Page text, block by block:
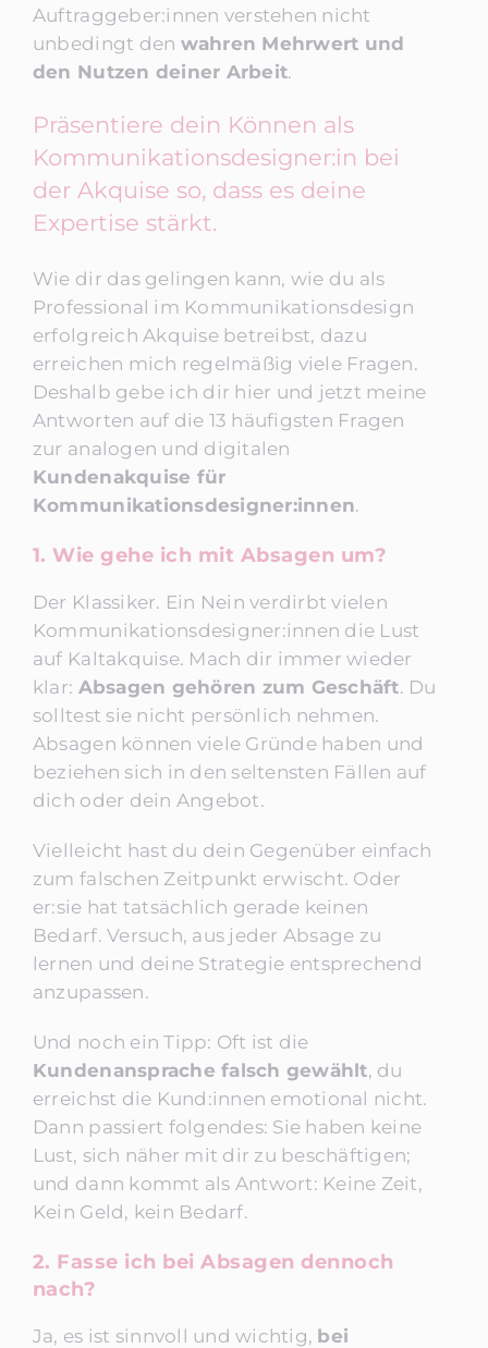
Auftraggeber:innen verstehen nicht
unbedingt den wahren Mehrwert und
den Nutzen deiner Arbeit.
Präsentiere dein Können als
Kommunikationsdesigner:in bei
der Akquise so, dass es deine
Expertise stärkt.
Wie dir das gelingen kann, wie du als
Professional im Kommunikationsdesign
erfolgreich Akquise betreibst, dazu
erreichen mich regelmäßig viele Fragen.
Deshalb gebe ich dir hier und jetzt meine
Antworten auf die 13 häufigsten Fragen
zur analogen und digitalen
Kundenakquise für
Kommunikationsdesigner:innen.
1. Wie gehe ich mit Absagen um?
Der Klassiker. Ein Nein verdirbt vielen
Kommunikationsdesigner:innen die Lust
auf Kaltakquise. Mach dir immer wieder
klar: Absagen gehören zum Geschäft. Du
solltest sie nicht persönlich nehmen.
Absagen können viele Gründe haben und
beziehen sich in den seltensten Fällen auf
dich oder dein Angebot.
Vielleicht hast du dein Gegenüber einfach
zum falschen Zeitpunkt erwischt. Oder
er:sie hat tatsächlich gerade keinen
Bedarf. Versuch, aus jeder Absage zu
lernen und deine Strategie entsprechend
anzupassen.
Und noch ein Tipp: Oft ist die
Kundenansprache falsch gewählt, du
erreichst die Kund:innen emotional nicht.
Dann passiert folgendes: Sie haben keine
Lust, sich näher mit dir zu beschäftigen;
und dann kommt als Antwort: Keine Zeit,
Kein Geld, kein Bedarf.
2. Fasse ich bei Absagen dennoch
nach?
Ja, es ist sinnvoll und wichtig, bei